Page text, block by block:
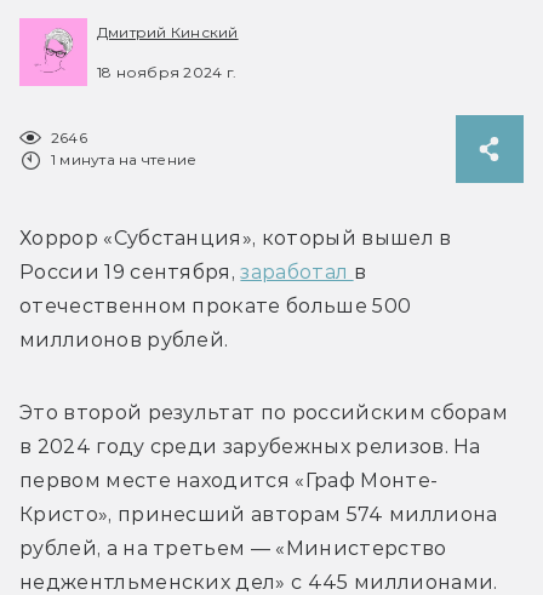
Дмитрий Кинский
18 ноября 2024 г.
2646
1 минута на чтение
Хоррор «Субстанция», который вышел в
России 19 сентября, заработал в
отечественном прокате больше 500
миллионов рублей.
Это второй результат по российским сборам
в 2024 году среди зарубежных релизов. На
первом месте находится «Граф Монте-
Кристо», принесший авторам 574 миллиона
рублей, а на третьем — «Министерство
неджентльменских дел» с 445 миллионами.